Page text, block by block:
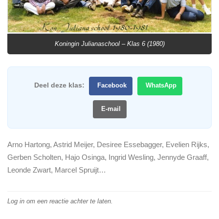
Koningin Julianaschool – Klas 6 (1980)
Deel deze klas: Facebook WhatsApp
E-mail
Arno Hartong, Astrid Meijer, Desiree Essebagger, Evelien Rijks,
Gerben Scholten, Hajo Osinga, Ingrid Wesling, Jennyde Graaff,
Leonde Zwart, Marcel Spruijt…
Log in om een reactie achter te laten.